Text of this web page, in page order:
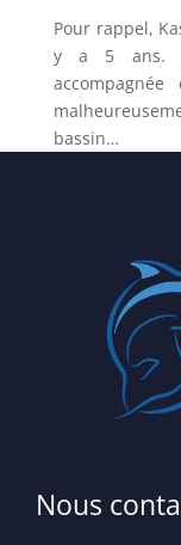
Pour rappel,
y a 5 ans.
bassin…
Nous